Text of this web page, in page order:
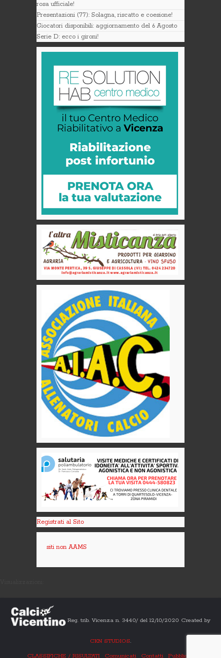
rosa ufficiale!
Presentazioni (77): Solagna, riscatto e coesione!
Giocatori disponibili: aggiornamento del 6 Agosto
Serie D: ecco i gironi!
Registrati al Sito
siti non AAMS
Reg. trib. Vicenza n. 3440/ del 12/10/2020 Created by
CKN STUDIOS.
CLASSIFICHE / RISULTATI
Comunicati Contatti Pubblicità